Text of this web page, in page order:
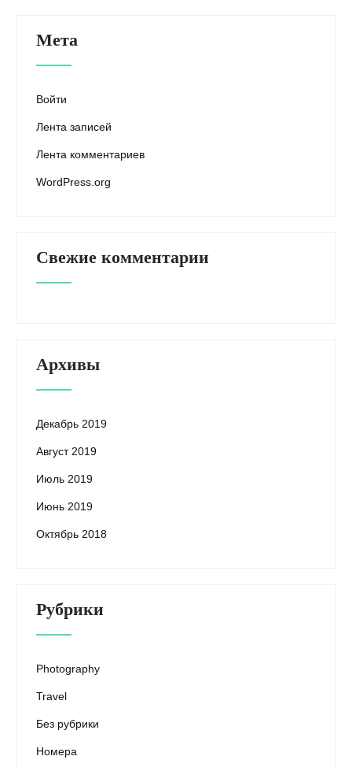
Мета
Войти
Лента записей
Лента комментариев
WordPress.org
Свежие комментарии
Архивы
Декабрь 2019
Август 2019
Июль 2019
Июнь 2019
Октябрь 2018
Рубрики
Photography
Travel
Без рубрики
Номера